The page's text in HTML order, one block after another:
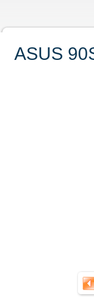
ASUS